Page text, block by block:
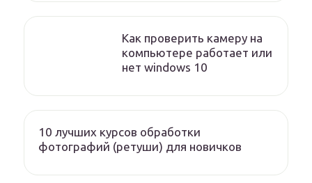
Как проверить камеру на
компьютере работает или
нет windows 10
10 лучших курсов обработки
фотографий (ретуши) для новичков